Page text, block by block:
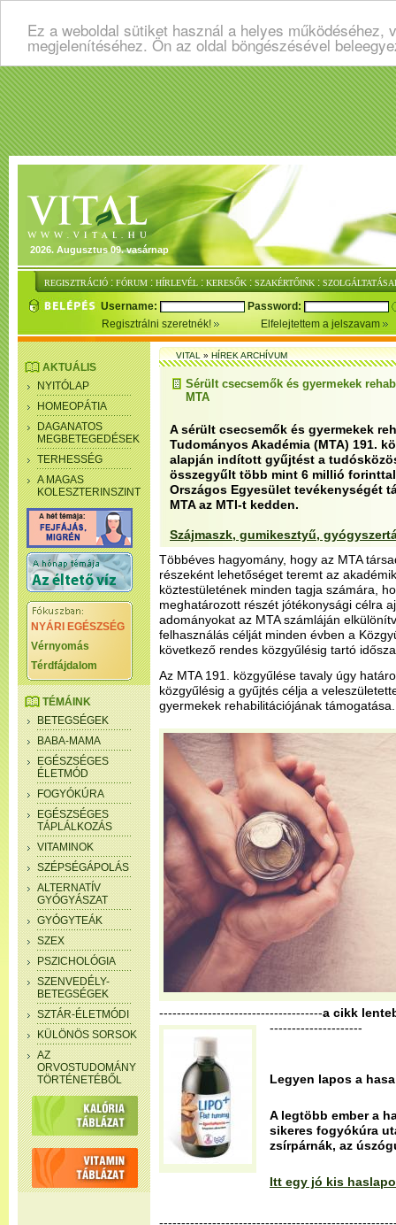
Ez a weboldal sütiket használ a helyes
megjelenítéséhez. Ön az oldal böngészésével
2026. Augusztus 09. vasárnap
REGISZTRÁCIÓ : FÓRUM : HÍRLEVÉL : KERESŐK : SZAKÉRTŐINK :
Username:
Password:
Regisztrálni szeretnék!
Elfelejtettem a jelszavam
AKTUÁLIS
NYITÓLAP
HOMEOPÁTIA
DAGANATOS
MEGBETEGEDÉSEK
TERHESSÉG
A MAGAS
KOLESZTERINSZINT
NYÁRI EGÉSZSÉG
Vérnyomás
Térdfájdalom
TÉMÁINK
BETEGSÉGEK
BABA-MAMA
EGÉSZSÉGES
ÉLETMÓD
FOGYÓKÚRA
EGÉSZSÉGES
TÁPLÁLKOZÁS
VITAMINOK
SZÉPSÉGÁPOLÁS
ALTERNATÍV
GYÓGYÁSZAT
GYÓGYTEÁK
SZEX
PSZICHOLÓGIA
SZENVEDÉLY-
BETEGSÉGEK
SZTÁR-ÉLETMÓDI
KÜLÖNÖS SORSOK
AZ
ORVOSTUDOMÁNY
TÖRTÉNETÉBŐL
VITAL»HÍREK ARCHÍVUM
Sérült csecsemők és gyermekek
MTA
A sérült csecsemők és gyermekek
Tudományos Akadémia (MTA) 191.
alapján indított gyűjtést a
összegyűlt több mint 6 millió
Országos Egyesület tevékenységét
MTA az MTI-t kedden.
Szájmaszk, gumikesztyű,
Többéves hagyomány, hogy az MTA
részeként lehetőséget teremt az
köztestületének minden tagja számára,
meghatározott részét jótékonysági célra
adományokat az MTA számláján
felhasználás célját minden évben a
következő rendes közgyűlésig tartó
Az MTA 191. közgyűlése tavaly úgy
közgyűlésig a gyűjtés célja a
gyermekek rehabilitációjának támogatása.
-------------------------------------a cikk
---------------------
Legyen lapos a
A legtöbb ember a
sikeres fogyókúra
zsírpárnák, az
Itt egy jó kis